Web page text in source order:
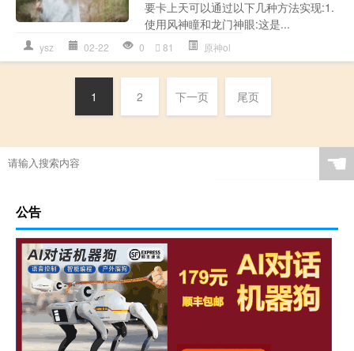
要卡上天可以通过以下几种方法实现:1.
使用风神瞳和龙门神眼:这是...
ysz 02-22 0 81 原神ol
1 2 下一页 尾页
☚
公告